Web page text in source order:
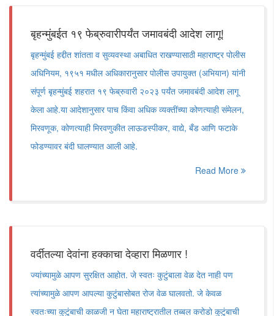
बृहन्मुंबईत १९ फेब्रुवारीपर्यंत जमावबंदी आदेश लागू!
बृहन्मुंबई हद्दीत शांतता व सुव्यवस्था अबाधित राखण्यासाठी महाराष्ट्र पोलीस
अधिनियम, १९५१ मधील अधिकारानुसार पोलीस उपायुक्त (अभियान) यांनी
संपूर्ण बृहन्मुंबई शहरात १९ फेब्रुवारी २०२३ पर्यंत जमावबंदी आदेश लागू
केला आहे.या आदेशानुसार पाच किंवा अधिक व्यक्तींच्या कोणत्याही संमेलन,
मिरवणूक, कोणत्याही मिरवणुकीत लाऊडस्पीकर, वाद्ये, बँड आणि फटाके
फोडण्यावर बंदी घालण्यात आली आहे.
Read More
वर्दीतल्या देवांना हक्काचा देव्हारा मिळणार !
ज्यांच्यामुळे आपण सुरक्षित आहोत. जे स्वतः कुटुंबाला वेळ देत नाही पण
त्यांच्यामुळे आपण आपल्या कुटुंबासोबत रोज वेळ घालवतो. जे केवळ
स्वतःच्या कुटुंबाची काळजी न घेता महाराष्ट्रातील तब्बल करोडो कुटुंबाची